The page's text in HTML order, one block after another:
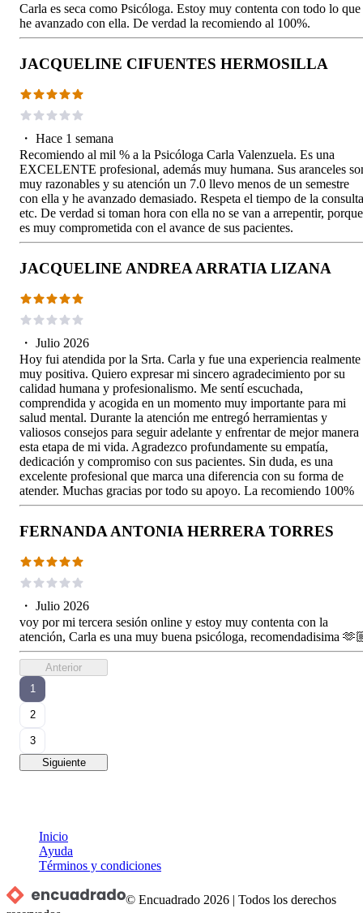
Carla es seca como Psicóloga. Estoy muy contenta con todo lo que
he avanzado con ella. De verdad la recomiendo al 100%.
JACQUELINE CIFUENTES HERMOSILLA
・ Hace 1 semana
Recomiendo al mil % a la Psicóloga Carla Valenzuela. Es una
EXCELENTE profesional, además muy humana. Sus aranceles
muy razonables y su atención un 7.0 llevo menos de un semestre
con ella y he avanzado demasiado. Respeta el tiempo de la
etc. De verdad si toman hora con ella no se van a arrepentir, porque
es muy comprometida con el avance de sus pacientes.
JACQUELINE ANDREA ARRATIA LIZANA
・ Julio 2026
Hoy fui atendida por la Srta. Carla y fue una experiencia realmente
muy positiva. Quiero expresar mi sincero agradecimiento por su
calidad humana y profesionalismo. Me sentí escuchada,
comprendida y acogida en un momento muy importante para mi
salud mental. Durante la atención me entregó herramientas y
valiosos consejos para seguir adelante y enfrentar de mejor manera
esta etapa de mi vida. Agradezco profundamente su empatía,
dedicación y compromiso con sus pacientes. Sin duda, es una
excelente profesional que marca una diferencia con su forma de
atender. Muchas gracias por todo su apoyo. La recomiendo 100%
FERNANDA ANTONIA HERRERA TORRES
・ Julio 2026
voy por mi tercera sesión online y estoy muy contenta con la
atención, Carla es una muy buena psicóloga, recomendadisima
Anterior
1
2
3
Siguiente
Inicio
Ayuda
Términos y condiciones
© Encuadrado 2026 |Todos los derechos